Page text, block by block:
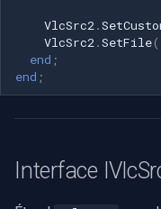
VlcSrc2 .
VlcSrc2 .SetFile(
end ;
end ;
Interface